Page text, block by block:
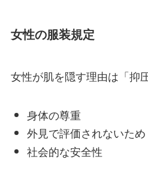
女性の服装規定
女性が肌を隠す理由は「抑
身体の尊重
外見で評価されないため
社会的な安全性